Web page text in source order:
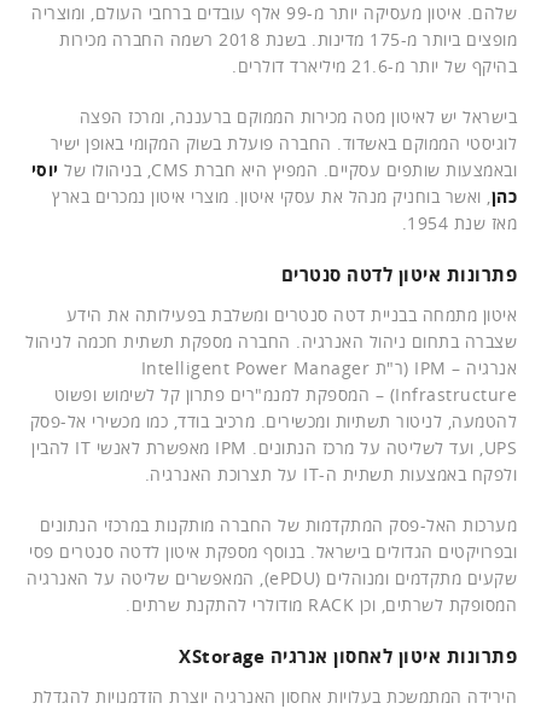
שלהם. איטון מעסיקה יותר מ-99 אלף עובדים ברחבי העולם, ומוצריה
מופצים ביותר מ-175 מדינות. בשנת 2018 רשמה החברה מכירות
בהיקף של יותר מ-21.6 מיליארד דולרים.
בישראל יש לאיטון מטה מכירות הממוקם ברעננה, ומרכז הפצה
לוגיסטי הממוקם באשדוד. החברה פועלת בשוק המקומי באופן ישיר
ובאמצעות שותפים עסקיים. המפיץ היא חברת CMS, בניהולו של
יוסי
כהן, ואשר בוחניק מנהל את עסקי איטון. מוצרי איטון נמכרים בארץ
מאז שנת 1954.
פתרונות איטון לדטה סנטרים
איטון מתמחה בבניית דטה סנטרים ומשלבת בפעילותה את הידע
שצברה בתחום ניהול האנרגיה. החברה מספקת תשתית חכמה לניהול
אנרגיה – IPM (ר"ת Intelligent Power Manager
Infrastructure) – המספקת למנמ"רים פתרון קל לשימוש ופשוט
להטמעה, לניטור תשתיות ומכשירים. מרכיב בודד, כמו מכשירי אל-פסק
UPS, ועד לשליטה על מרכז הנתונים. IPM מאפשרת לאנשי IT להבין
ולפקח באמצעות תשתית ה-IT על תצרוכת האנרגיה.
מערכות האל-פסק המתקדמות של החברה מותקנות במרכזי הנתונים
ובפרויקטים הגדולים בישראל. בנוסף מספקת איטון לדטה סנטרים פסי
שקעים מתקדמים ומנוהלים (ePDU), המאפשרים שליטה על האנרגיה
המסופקת לשרתים, וכן RACK מודולרי להתקנת שרתים.
פתרונות איטון לאחסון אנרגיה XStorage
הירידה המתמשכת בעלויות אחסון האנרגיה יוצרת הזדמנויות להגדלת